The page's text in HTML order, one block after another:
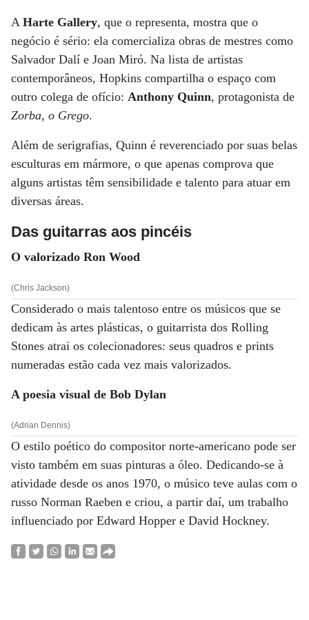
A Harte Gallery, que o representa, mostra que o
negócio é sério: ela comercializa obras de mestres como
Salvador Dalí e Joan Miró. Na lista de artistas
contemporâneos, Hopkins compartilha o espaço com
outro colega de ofício: Anthony Quinn, protagonista de
Zorba, o Grego.
Além de serigrafias, Quinn é reverenciado por suas belas
esculturas em mármore, o que apenas comprova que
alguns artistas têm sensibilidade e talento para atuar em
diversas áreas.
Das guitarras aos pincéis
O valorizado Ron Wood
(Chris Jackson)
Considerado o mais talentoso entre os músicos que se
dedicam às artes plásticas, o guitarrista dos Rolling
Stones atrai os colecionadores: seus quadros e prints
numeradas estão cada vez mais valorizados.
A poesia visual de Bob Dylan
(Adrian Dennis)
O estilo poético do compositor norte-americano pode ser
visto também em suas pinturas a óleo. Dedicando-se à
atividade desde os anos 1970, o músico teve aulas com o
russo Norman Raeben e criou, a partir daí, um trabalho
influenciado por Edward Hopper e David Hockney.